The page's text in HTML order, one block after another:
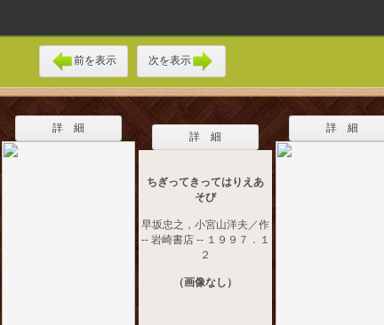
前を表示 次を表示
詳 細
詳 細
ちぎってきってはりえあ
そび
早坂忠之，小宮山洋夫／作
-- 岩崎書店 -- １９９７．１
２
（画像なし）
詳 細